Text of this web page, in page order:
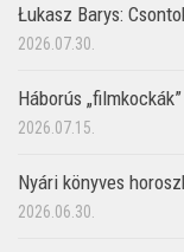
Łukasz Barys:
2026.07.30.
Háborús „filmkockák”
2026.07.15.
Nyári könyves
2026.06.30.